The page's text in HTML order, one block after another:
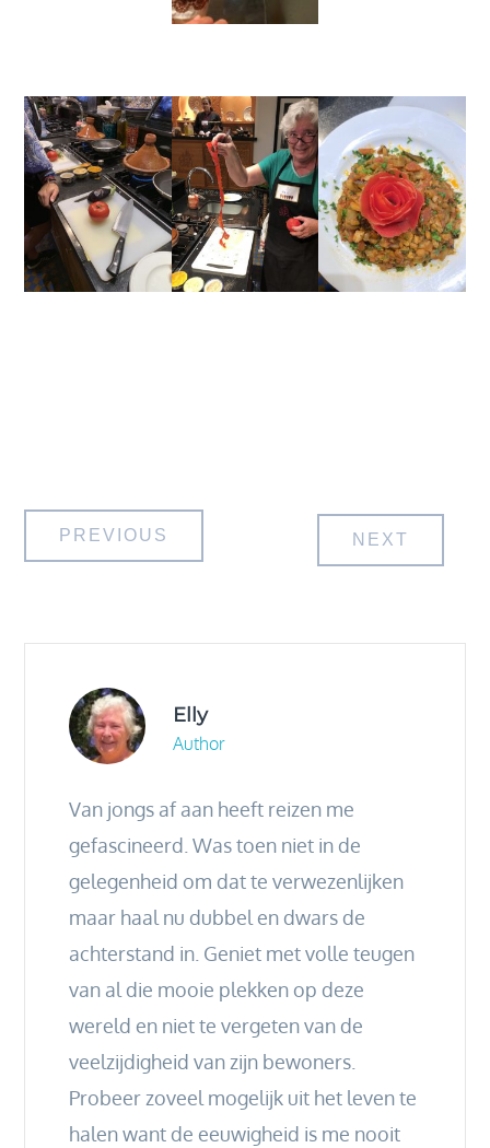
Bericht
PREVIOUS NEXT
Elly
Author
Van jongs af aan heeft reizen me
gefascineerd. Was toen niet in de
gelegenheid om dat te verwezenlijken
maar haal nu dubbel en dwars de
achterstand in. Geniet met volle teugen
van al die mooie plekken op deze
wereld en niet te vergeten van de
veelzijdigheid van zijn bewoners.
Probeer zoveel mogelijk uit het leven te
halen want de eeuwigheid is me nooit